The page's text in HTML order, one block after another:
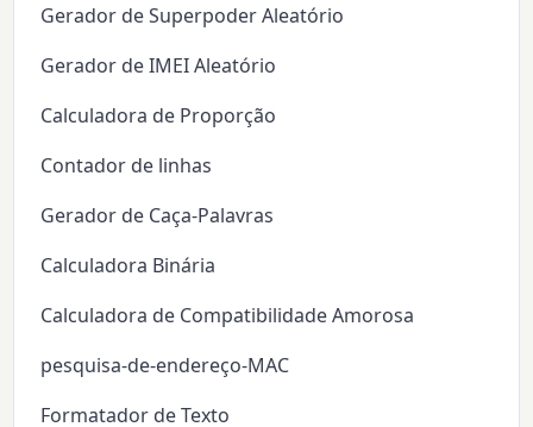
Gerador de Superpoder Aleatório
Gerador de IMEI Aleatório
Calculadora de Proporção
Contador de linhas
Gerador de Caça-Palavras
Calculadora Binária
Calculadora de Compatibilidade Amorosa
pesquisa-de-endereço-MAC
Formatador de Texto